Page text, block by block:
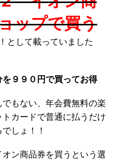
ップで買う
として載っていました
９９０円で買ってお得
もない、年会費無料の楽
カードで普通に払うだけ
しょ！！
ン商品券を買うという選